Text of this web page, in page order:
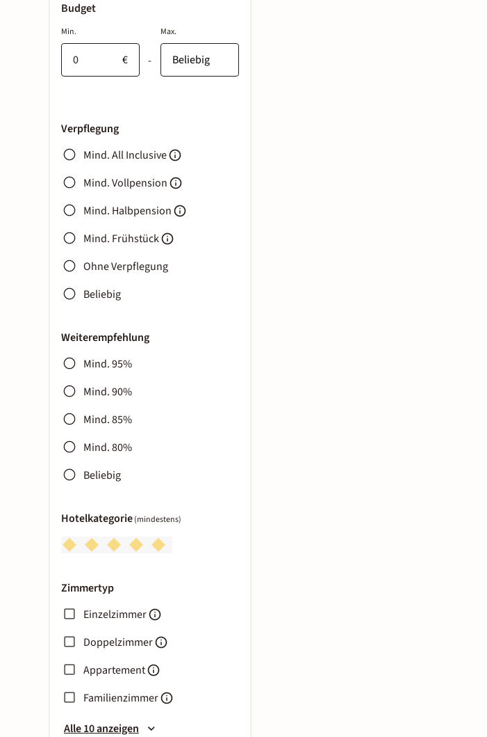
Budget
Min.
€ -
Max.
Verpflegung
Mind. All Inclusive
Mind. Vollpension
Mind. Halbpension
Mind. Frühstück
Ohne Verpflegung
Beliebig
Weiterempfehlung
Mind. 95%
Mind. 90%
Mind. 85%
Mind. 80%
Beliebig
Hotelkategorie(mindestens)
Zimmertyp
Einzelzimmer
Doppelzimmer
Appartement
Familienzimmer
Alle 10 anzeigen